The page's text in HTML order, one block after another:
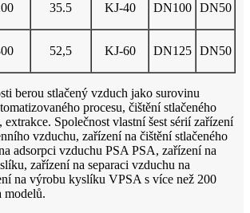
35.5 KJ-40 DN100 DN50
52,5 KJ-60 DN125 DN50
berou stlačený vzduch jako surovinu
procesu, čištění stlačeného
extrakce. Společnost vlastní šest sérií zařízení
vzduchu, zařízení na čištění stlačeného
adsorpci vzduchu PSA PSA, zařízení na
zařízení na separaci vzduchu na
na výrobu kyslíku VPSA s více než 200
modelů.